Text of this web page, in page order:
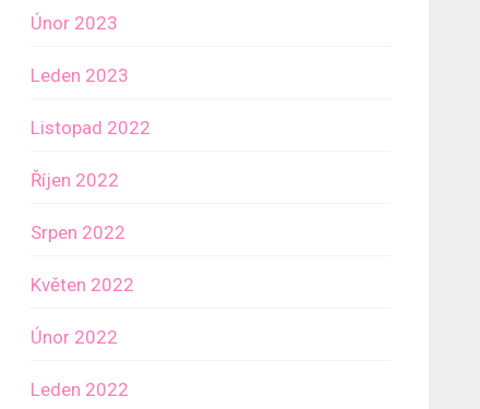
Únor 2023
Leden 2023
Listopad 2022
Říjen 2022
Srpen 2022
Květen 2022
Únor 2022
Leden 2022